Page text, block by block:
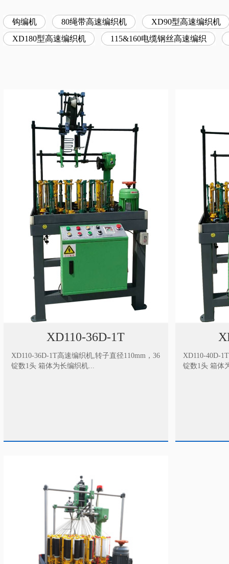
钩编机 80绳带高速编织机
XD90型高速编织机
XD180型高速编织机
115&160电缆钢丝高速编织
XD110-36D-1T
XD110-36D-1T高速编织机,转子直径110mm，36
锭数1头 箱体为长编织机...
XD110-40D-
锭数1头 箱体